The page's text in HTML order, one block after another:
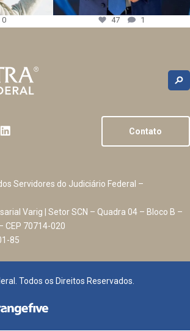
0 47 1
Contato
Servidores do Judiciário Federal –
Varig | Setor SCN – Quadra 04 – Bloco B –
CEP 70714-020
85
Todos os Direitos Reservados.